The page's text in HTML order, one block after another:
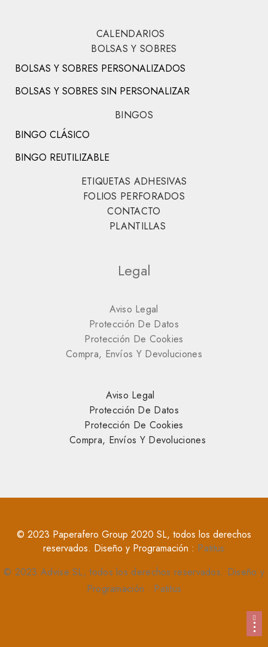
CALENDARIOS
BOLSAS Y SOBRES
BOLSAS Y SOBRES PERSONALIZADOS
BOLSAS Y SOBRES SIN PERSONALIZAR
BINGOS
BINGO CLÁSICO
BINGO REUTILIZABLE
ETIQUETAS ADHESIVAS
FOLIOS PERFORADOS
CONTACTO
PLANTILLAS
Legal
Aviso Legal
Protección De Datos
Protección De Cookies
Compra, Envíos Y Devoluciones
Aviso Legal
Protección De Datos
Protección De Cookies
Compra, Envíos Y Devoluciones
© 2023 Paperafero Group 2020 SL, todos los derechos
reservados. Diseño y Programación : Patitus
© 2023 Advise SL, todos los derechos reservados. Diseño y
Programación : Patitus